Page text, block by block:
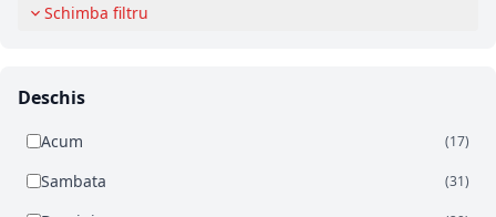
Schimba filtru
Deschis
Acum (17)
Sambata (31)